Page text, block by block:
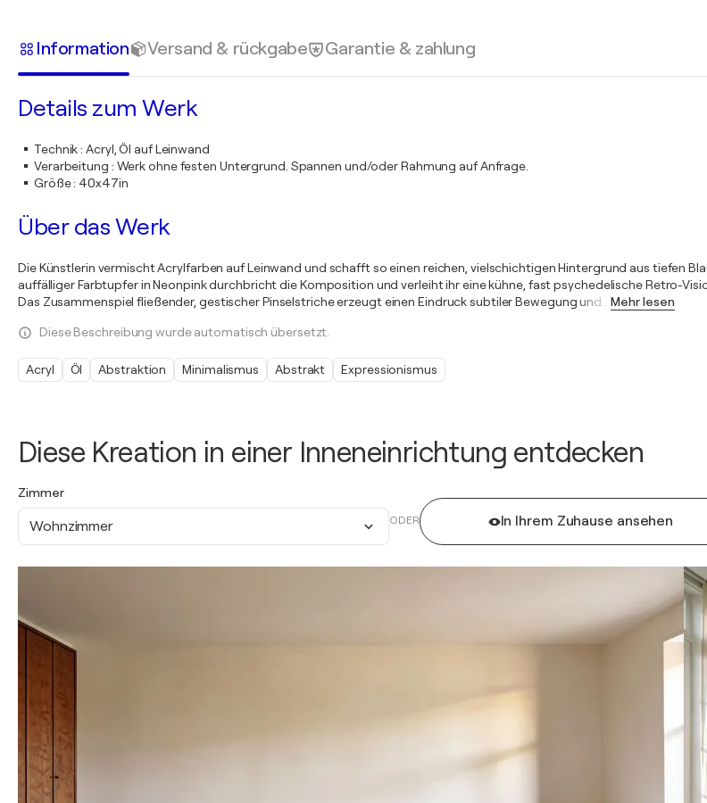
Diese Kreation in einer Inneneinrichtung entdecken
Zimmer
Wohnzimmer ODER In Ihrem Zuhause ansehen
Information Versand & rückgabe Garantie & zahlung
Details zum Werk
Technik:Acryl, Öl auf Leinwand
Verarbeitung : Werk ohne festen Untergrund. Spannen und/oder Rahmung auf Anfrage.
Größe: 40x47in
Über das Werk
Die Künstlerin vermischt Acrylfarben auf Leinwand und schafft so einen reichen, vielschichtigen Hintergrund aus tiefen
auffälliger Farbtupfer in Neonpink durchbricht die Komposition und verleiht ihr eine kühne, fast psychedelische Retro-
Das Zusammenspiel fließender, gestischer Pinselstriche erzeugt einen Eindruck subtiler Bewegung und
Mehr lesen
Diese Beschreibung wurde automatisch übersetzt.
Acryl Öl Abstraktion Minimalismus Abstrakt Expressionismus